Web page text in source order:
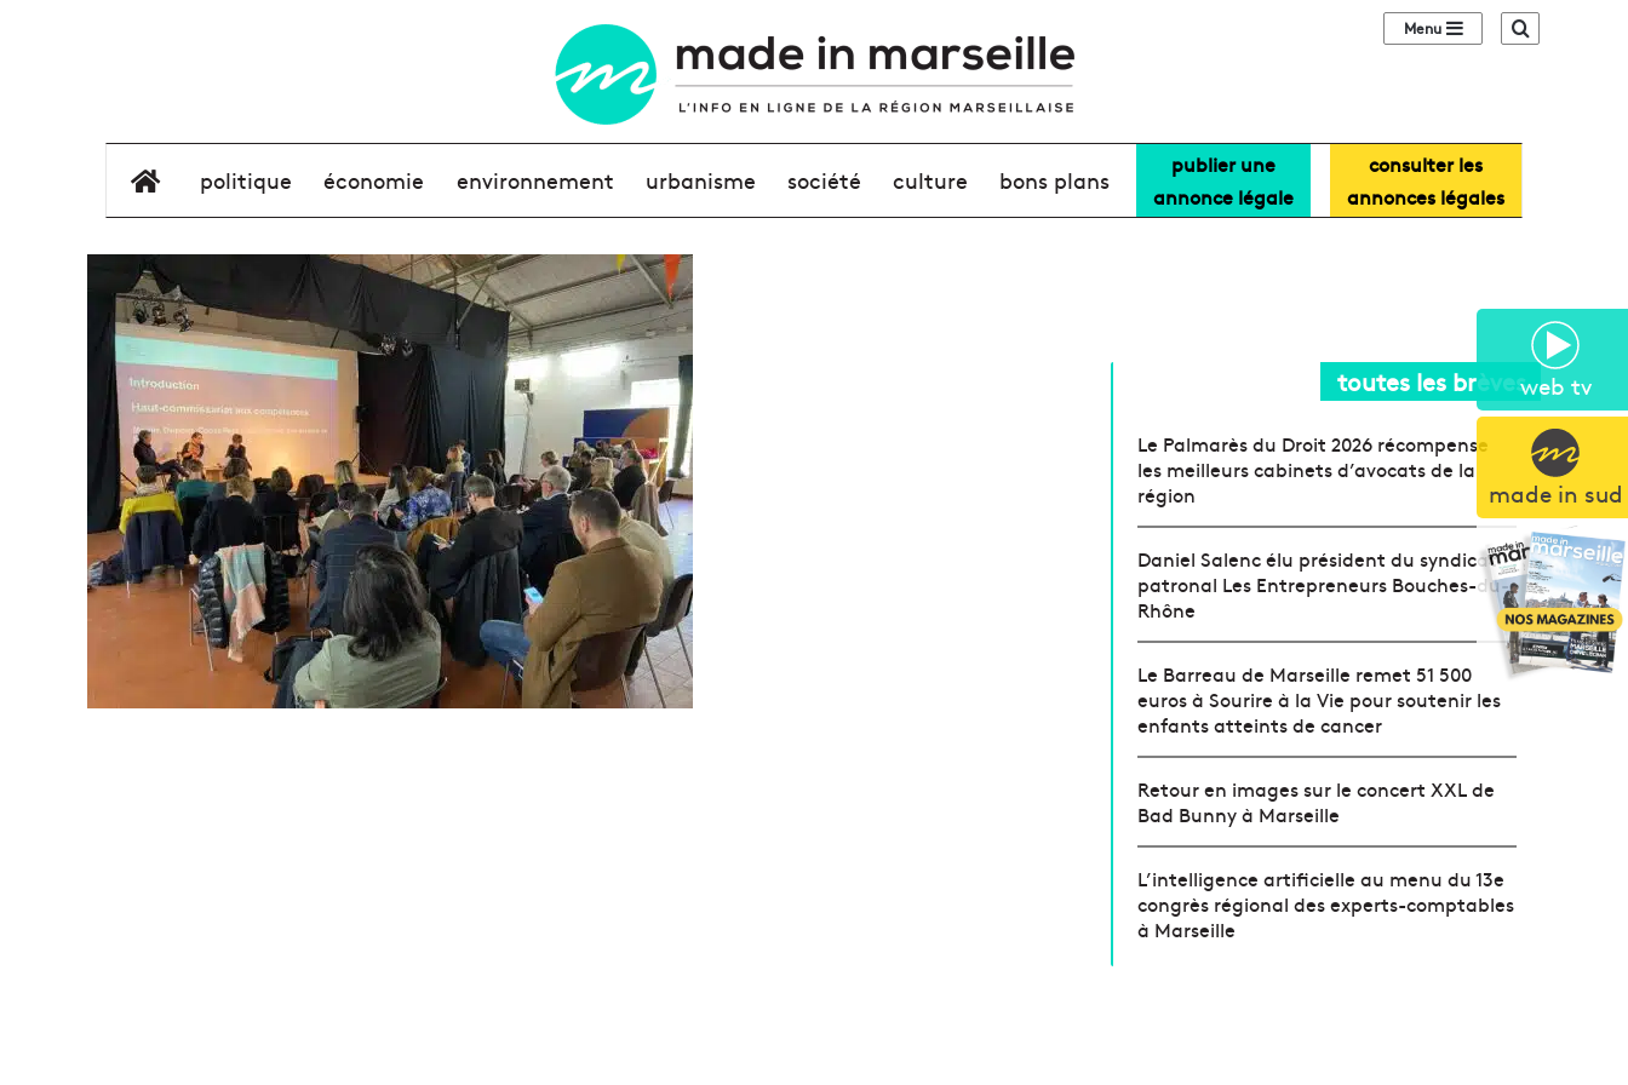
web tv
made in sud
Sidebar (barre
élément de menu
politique économie environnement urbanisme société culture bons plans
publier une
annonce légale
consulter les
annonces légales
toutes les brèves
Le Palmarès du Droit 2026 récompense
les meilleurs cabinets d’avocats de la
région
Daniel Salenc élu président du syndicat
patronal Les Entrepreneurs Bouches-du-
Rhône
Le Barreau de Marseille remet 51 500
euros à Sourire à la Vie pour soutenir les
enfants atteints de cancer
Retour en images sur le concert XXL de
Bad Bunny à Marseille
L’intelligence artificielle au menu du 13e
congrès régional des experts-comptables
à Marseille